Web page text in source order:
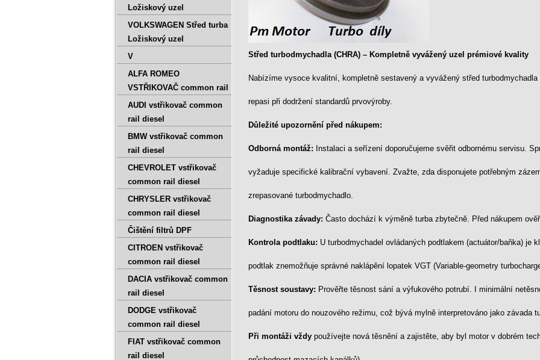
Střed turbodmychadla (CHRA) – Kompletně vyvážený uzel prémiové kvality
Nabízíme vysoce kvalitní, kompletně sestavený a vyvážený střed
repasi při dodržení standardů prvovýroby.
Důležité upozornění před nákupem:
Odborná montáž: Instalaci a seřízení doporučujeme svěřit odbornému servisu.
vyžaduje specifické kalibrační vybavení. Zvažte, zda disponujete potřebným
zrepasované turbodmychadlo.
Diagnostika závady: Často dochází k výměně turba zbytečně. Před nákupem
Kontrola podtlaku: U turbodmychadel ovládaných podtlakem (actuátor/baňka) je
podtlak znemožňuje správné naklápění lopatek VGT (Variable-geometry
Těsnost soustavy: Prověřte těsnost sání a výfukového potrubí. I minimální
padání motoru do nouzového režimu, což bývá mylně interpretováno jako závada
Při montáži vždy používejte nová těsnění a zajistěte, aby byl motor v dobrém
Ložiskový uzel
VOLKSWAGEN Střed turba
Ložiskový uzel
V
ALFA ROMEO
VSTŘIKOVAČ common rail
AUDI vstřikovač common
rail diesel
BMW vstřikovač common
rail diesel
CHEVROLET vstřikovač
common rail diesel
CHRYSLER vstřikovač
common rail diesel
Čištění filtrů DPF
CITROEN vstřikovač
common rail diesel
DACIA vstřikovač common
rail diesel
DODGE vstřikovač
common rail diesel
FIAT vstřikovač common
rail diesel